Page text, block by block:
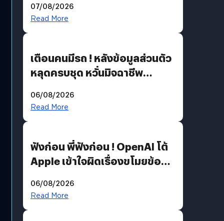
07/08/2026
Read More
เตือนคนมีรถ ! หลังข้อมูลส่วนตัว
หลุดครบชุด หวั่นมิจฉาชีพ
รหัสผ่านหลุด ไม่ใช่แฮกเกอร์
06/08/2026
Read More
ฟังก่อน พี่ฟังก่อน ! OpenAI โต้
Apple เข้าใจผิดเรื่องขโมยข้อมูล
06/08/2026
Read More